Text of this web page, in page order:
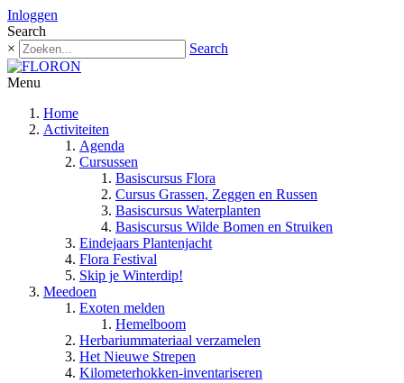
Inloggen
Search
×
Search
Menu
Home
Activiteiten
Agenda
Cursussen
Basiscursus Flora
Cursus Grassen, Zeggen en Russen
Basiscursus Waterplanten
Basiscursus Wilde Bomen en Struiken
Eindejaars Plantenjacht
Flora Festival
Skip je Winterdip!
Meedoen
Exoten melden
Hemelboom
Herbariummateriaal verzamelen
Het Nieuwe Strepen
Kilometerhokken-inventariseren